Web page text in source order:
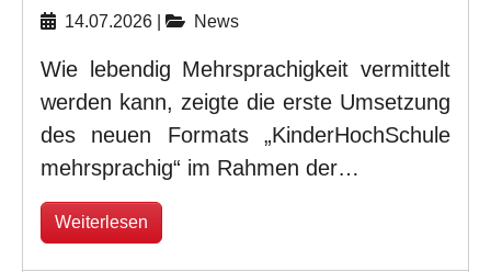
14.07.2026 News
Wie lebendig Mehrsprachigkeit vermittelt
werden kann, zeigte die erste Umsetzung
des neuen Formats „KinderHochSchule
mehrsprachig“ im Rahmen der…
Weiterlesen